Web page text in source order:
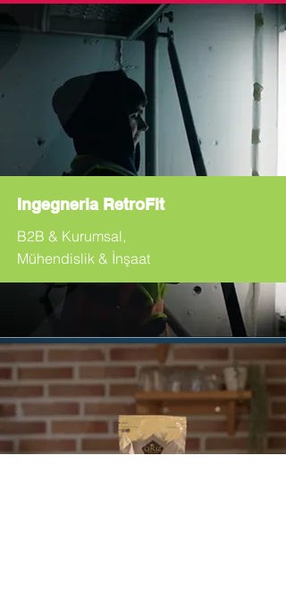
B2B & Kurumsal,
Mühendislik & İnşaat
Ingegneria RetroFit